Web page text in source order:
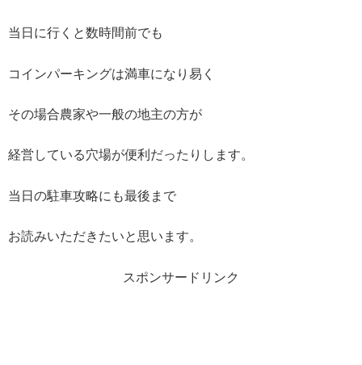
当日に行くと数時間前でも
コインパーキングは満車になり易く
その場合農家や一般の地主の方が
経営している穴場が便利だったりします。
当日の駐車攻略にも最後まで
お読みいただきたいと思います。
スポンサードリンク